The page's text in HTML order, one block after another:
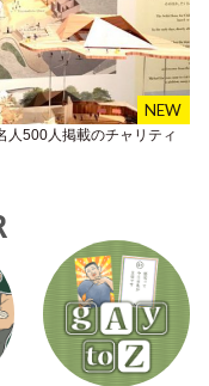
人500人掲載のチャリティ